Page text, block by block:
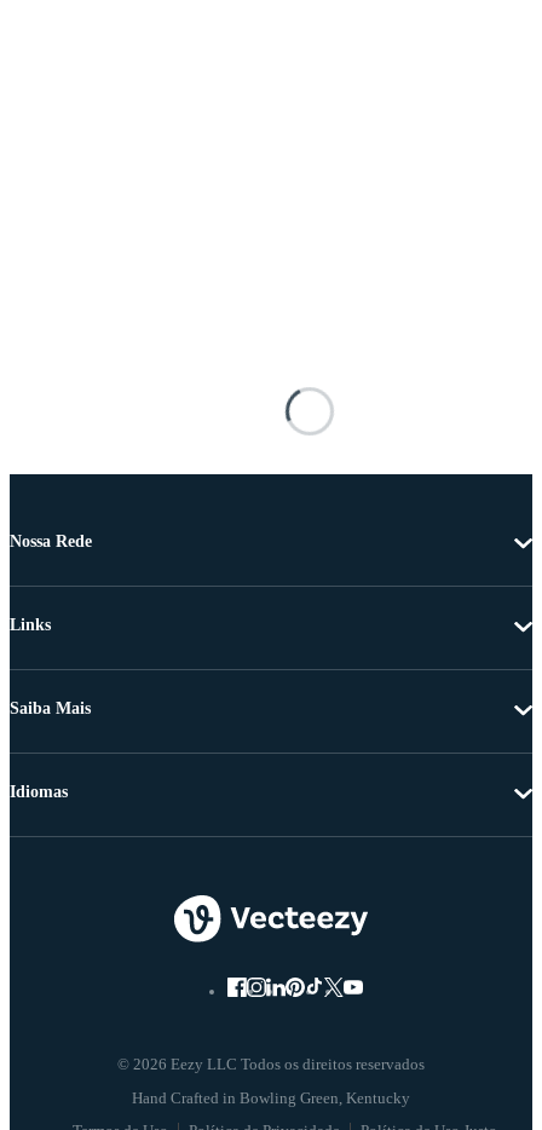
Nossa Rede
Links
Saiba Mais
© 2026 Eezy LLC Todos os direitos reservados
Idiomas